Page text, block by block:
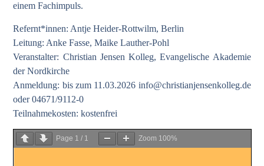
einem Fachimpuls.
Refernt*innen: Antje Heider-Rottwilm, Berlin
Leitung: Anke Fasse, Maike Lauther-Pohl
Veranstalter: Christian Jensen Kolleg, Evangelische Akademie
der Nordkirche
Anmeldung: bis zum 11.03.2026 info@christianjensenkolleg.de
oder 04671/9112-0
Teilnahmekosten: kostenfrei
Page 1 / 1 Zoom 100%